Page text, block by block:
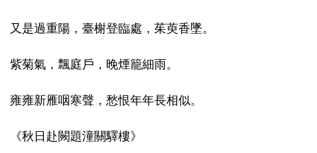
又是過重陽，臺榭登臨處，茱萸香墜。
紫菊氣，飄庭戶，晚煙籠細雨。
雍雍新雁咽寒聲，愁恨年年長相似。
《秋日赴闕題潼關驛樓》